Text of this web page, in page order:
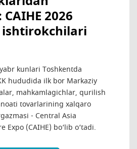
2026
ishtirokchilari
kunlari Toshkentda
hududida ilk bor Markaziy
mahkamlagichlar, qurilish
tovarlarining xalqaro
- Central Asia
(CAIHE) bo‘lib o‘tadi.